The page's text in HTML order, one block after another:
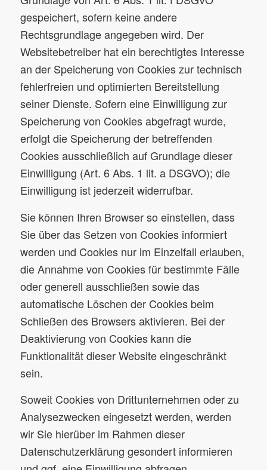
gespeichert, sofern keine andere
Rechtsgrundlage angegeben wird. Der
Websitebetreiber hat ein berechtigtes Interesse
an der Speicherung von Cookies zur technisch
fehlerfreien und optimierten Bereitstellung
seiner Dienste. Sofern eine Einwilligung zur
Speicherung von Cookies abgefragt wurde,
erfolgt die Speicherung der betreffenden
Cookies ausschließlich auf Grundlage dieser
Einwilligung (Art. 6 Abs. 1 lit. a DSGVO); die
Einwilligung ist jederzeit widerrufbar.
Sie können Ihren Browser so einstellen, dass
Sie über das Setzen von Cookies informiert
werden und Cookies nur im Einzelfall erlauben,
die Annahme von Cookies für bestimmte Fälle
oder generell ausschließen sowie das
automatische Löschen der Cookies beim
Schließen des Browsers aktivieren. Bei der
Deaktivierung von Cookies kann die
Funktionalität dieser Website eingeschränkt
sein.
Soweit Cookies von Drittunternehmen oder zu
Analysezwecken eingesetzt werden, werden
wir Sie hierüber im Rahmen dieser
Datenschutzerklärung gesondert informieren